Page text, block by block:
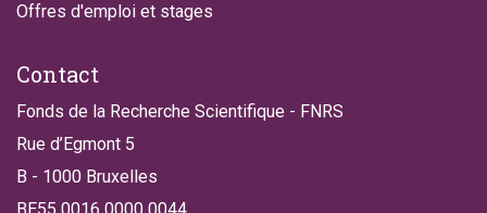
Offres d'emploi et stages
Contact
Fonds de la Recherche Scientifique - FNRS
Rue d’Egmont 5
B - 1000 Bruxelles